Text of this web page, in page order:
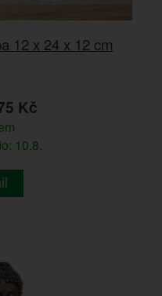
12 x 24 x 12 cm
Kč
10.8.